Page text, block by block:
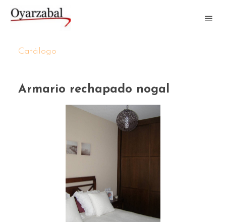
Catálogo
Armario rechapado nogal